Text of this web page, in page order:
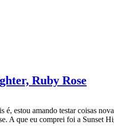
Ruby Rose
estou amando testar coisas
A que eu comprei foi a Sunset